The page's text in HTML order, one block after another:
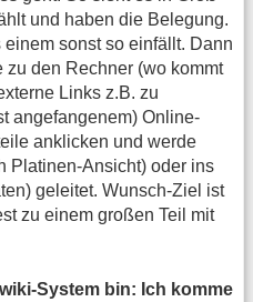
und haben die Belegung.
sonst so einfällt. Dann
den Rechner (wo kommt
Links z.B. zu
angefangenem) Online-
anklicken und werde
Platinen-Ansicht) oder ins
geleitet. Wunsch-Ziel ist
zu einem großen Teil mit
System bin: Ich komme